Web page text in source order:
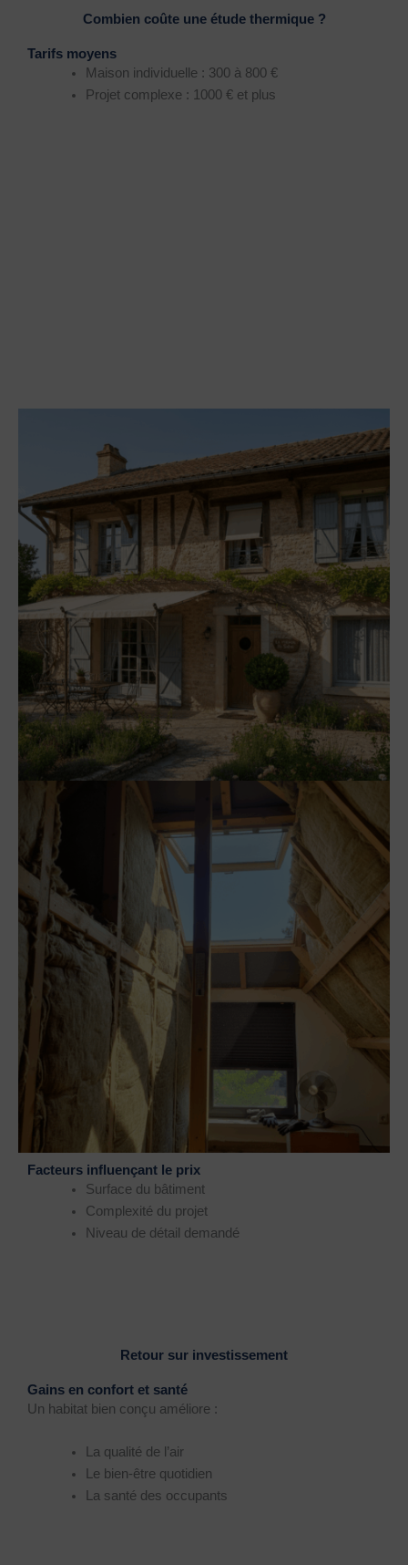
Combien coûte une étude thermique ?
Tarifs moyens
Maison individuelle : 300 à 800 €
Projet complexe : 1000 € et plus
Facteurs influençant le prix
Surface du bâtiment
Complexité du projet
Niveau de détail demandé
Retour sur investissement
Gains en confort et santé
Un habitat bien conçu améliore :
La qualité de l’air
Le bien-être quotidien
La santé des occupants